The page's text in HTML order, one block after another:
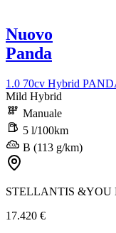
Nuovo
Panda
1.0 70cv Hybrid
Mild Hybrid
Manuale
5 l/100km
B (113 g/km)
STELLANTIS &YOU
17.420 €